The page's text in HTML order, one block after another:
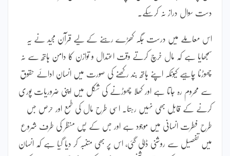
دست سوال دراز نہ کرسکے۔
اس معاملے میں درست جگہ کھڑے رہنے کے لیے قرآن مجید نے یہ
سمجھایا ہے کہ مال خرچ کرتے وقت اعتدال و توازن کا دامن ہاتھ سے نہ
چھوڑنا چاہیے کیونکہ اپنے ہاتھ بند رکھنے کی صورت میں انسان ادائے حقوق
سے محروم رہ جاتا ہے اور کھلا چھوڑنے کی شکل میں اپنی ضروریات پوری
کرنے کے قابل بھی نہیں رہتا۔ اسی طرح مال کی طمع اور حرص جس
طرح فطرت انسانی میں موجود ہے اور جس کے پس منظر کی طرف شروع
میں تفصیل سے روشنی ڈالی گئی، اس پر بھی متنبہ کر دیا گیا ہے کہ انسان